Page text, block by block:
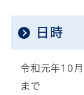
日時
令和元年10
まで